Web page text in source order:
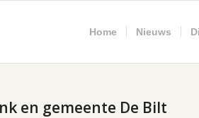
Home Nieuws
en gemeente De Bilt